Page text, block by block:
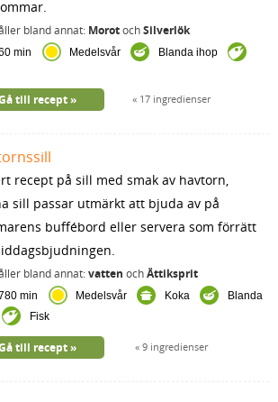
bland annat: MorotochSilverlök
min Medelsvår
Blanda ihop
17 ingredienser
till recept
recept på sill med smak av havtorn,
sill passar utmärkt att bjuda av på
buffébord eller servera som förrätt
bland annat:vatten ochÄttiksprit
min Medelsvår Koka
Blanda
Fisk
9 ingredienser
till recept